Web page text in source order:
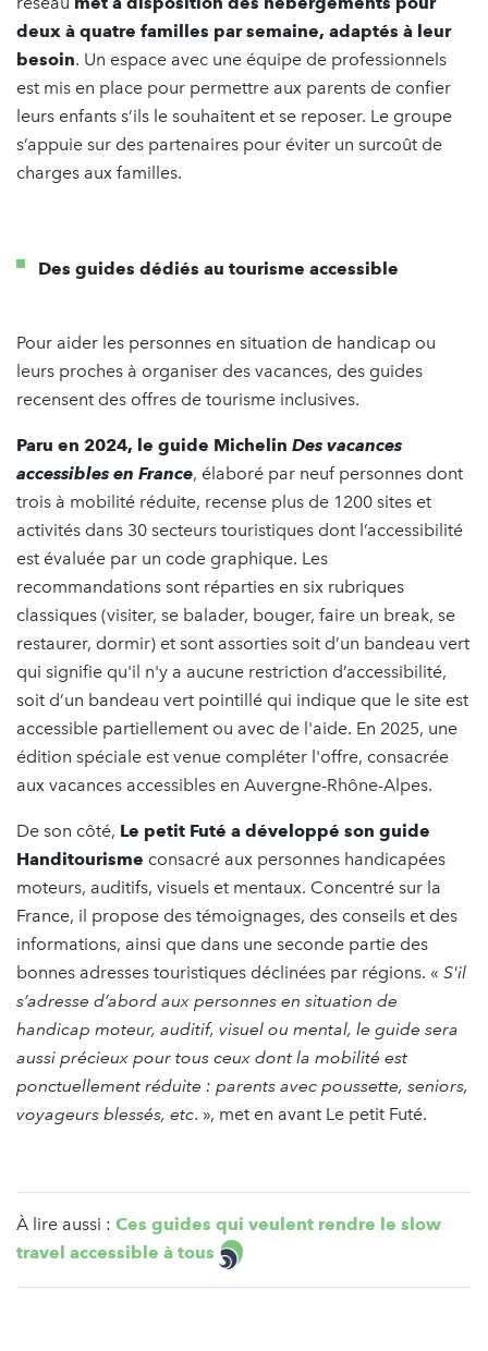
deux à quatre familles par semaine, adaptés à leur
besoin. Un espace avec une équipe de professionnels
est mis en place pour permettre aux parents de confier
leurs enfants s’ils le souhaitent et se reposer. Le groupe
s’appuie sur des partenaires pour éviter un surcoût de
charges aux familles.
Des guides dédiés au tourisme accessible
Pour aider les personnes en situation de handicap ou
leurs proches à organiser des vacances, des guides
recensent des offres de tourisme inclusives.
Paru en 2024, le guide Michelin Des vacances
accessibles en France, élaboré par neuf personnes dont
trois à mobilité réduite, recense plus de 1200 sites et
activités dans 30 secteurs touristiques dont l’accessibilité
est évaluée par un code graphique. Les
recommandations sont réparties en six rubriques
classiques (visiter, se balader, bouger, faire un break, se
restaurer, dormir) et sont assorties soit d’un bandeau vert
qui signifie qu'il n'y a aucune restriction d’accessibilité,
soit d’un bandeau vert pointillé qui indique que le site est
accessible partiellement ou avec de l'aide. En 2025, une
édition spéciale est venue compléter l'offre, consacrée
aux vacances accessibles en Auvergne-Rhône-Alpes.
De son côté, Le petit Futé a développé son guide
Handitourisme consacré aux personnes handicapées
moteurs, auditifs, visuels et mentaux. Concentré sur la
France, il propose des témoignages, des conseils et des
informations, ainsi que dans une seconde partie des
bonnes adresses touristiques déclinées par régions. « S'il
s’adresse d’abord aux personnes en situation de
handicap moteur, auditif, visuel ou mental, le guide sera
aussi précieux pour tous ceux dont la mobilité est
ponctuellement réduite : parents avec poussette, seniors,
voyageurs blessés, etc. », met en avant Le petit Futé.
À lire aussi : Ces guides qui veulent rendre le slow
travel accessible à tous